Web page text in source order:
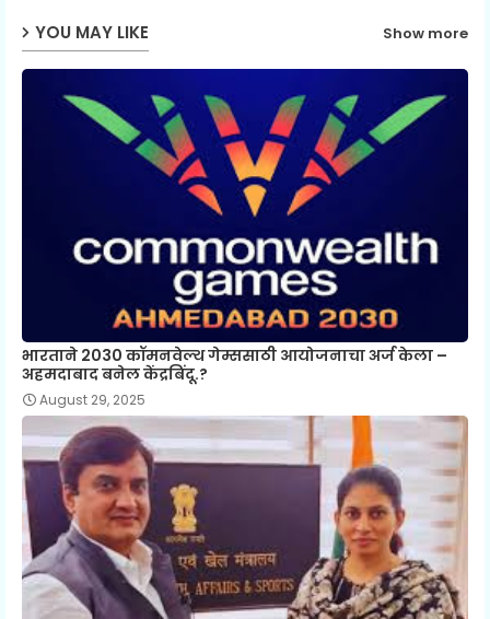
YOU MAY LIKE Show more
भारताने 2030 कॉमनवेल्थ गेम्ससाठी आयोजनाचा अर्ज केला –
अहमदाबाद बनेल केंद्रबिंदू.?
August 29, 2025